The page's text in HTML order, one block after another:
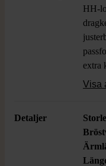
HH-
extra
Visa
Detaljer